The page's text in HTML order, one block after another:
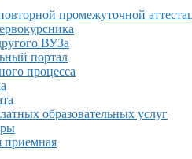
промежуточной
ВУЗа
портал
процесса
образовательных услуг
приемная